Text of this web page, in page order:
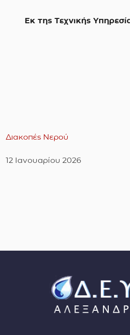
Εκ της Τεχνικής
Διακοπές Νερού
12 Ιανουαρίου 2026